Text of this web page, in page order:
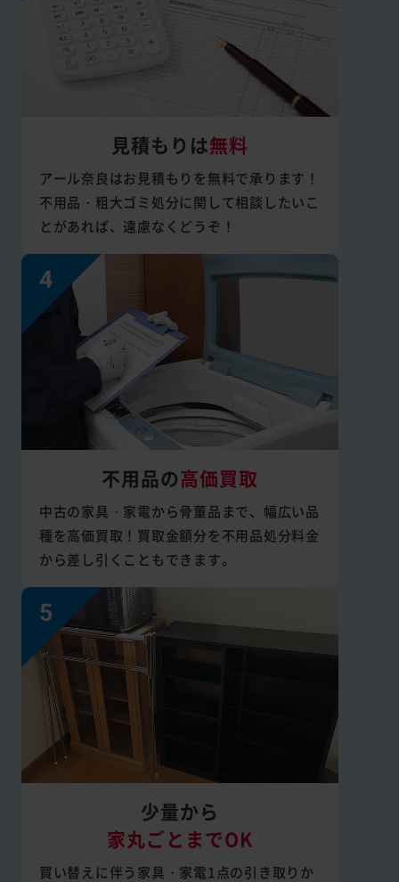
見積もりは無料
アール奈良はお見積もりを無料で承ります！
不用品・粗大ゴミ処分に関して相談したいこ
とがあれば、遠慮なくどうぞ！
不用品の高価買取
中古の家具・家電から骨董品まで、幅広い品
種を高価買取！買取金額分を不用品処分料金
から差し引くこともできます。
少量から
家丸ごとまでOK
買い替えに伴う家具・家電1点の引き取りか